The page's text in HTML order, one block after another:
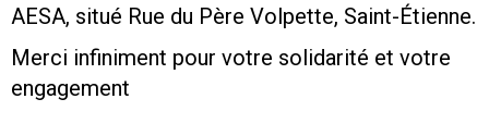
AESA, situé Rue du Père Volpette, Saint-Étienne.
Merci infiniment pour votre solidarité et votre
engagement